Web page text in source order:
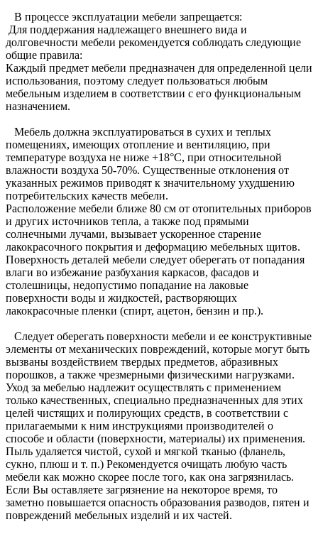
В процессе эксплуатации мебели запрещается:
Для поддержания надлежащего внешнего вида и
долговечности мебели рекомендуется соблюдать следующие
общие правила:
Каждый предмет мебели предназначен для определенной цели
использования, поэтому следует пользоваться любым
мебельным изделием в соответствии с его функциональным
назначением.
Мебель должна эксплуатироваться в сухих и теплых
помещениях, имеющих отопление и вентиляцию, при
температуре воздуха не ниже +18°C, при относительной
влажности воздуха 50-70%. Существенные отклонения от
указанных режимов приводят к значительному ухудшению
потребительских качеств мебели.
Расположение мебели ближе 80 см от отопительных приборов
и других источников тепла, а также под прямыми
солнечными лучами, вызывает ускоренное старение
лакокрасочного покрытия и деформацию мебельных щитов.
Поверхность деталей мебели следует оберегать от попадания
влаги во избежание разбухания каркасов, фасадов и
столешницы, недопустимо попадание на лаковые
поверхности воды и жидкостей, растворяющих
лакокрасочные пленки (спирт, ацетон, бензин и пр.).
Следует оберегать поверхности мебели и ее конструктивные
элементы от механических повреждений, которые могут быть
вызваны воздействием твердых предметов, абразивных
порошков, а также чрезмерными физическими нагрузками.
Уход за мебелью надлежит осуществлять с применением
только качественных, специально предназначенных для этих
целей чистящих и полирующих средств, в соответствии с
прилагаемыми к ним инструкциями производителей о
способе и области (поверхности, материалы) их применения.
Пыль удаляется чистой, сухой и мягкой тканью (фланель,
сукно, плюш и т. п.) Рекомендуется очищать любую часть
мебели как можно скорее после того, как она загрязнилась.
Если Вы оставляете загрязнение на некоторое время, то
заметно повышается опасность образования разводов, пятен и
повреждений мебельных изделий и их частей.